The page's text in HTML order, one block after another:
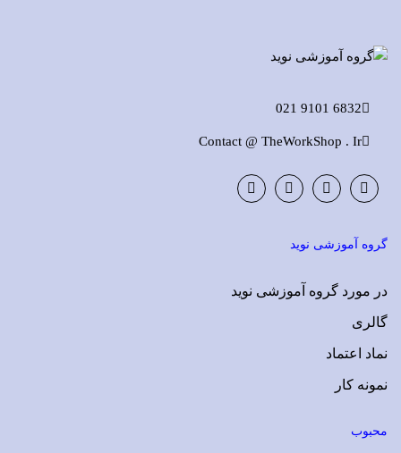
6832 9101 021
Contact @ TheWorkShop . Ir
Plus
گروه آموزشی نوید
در مورد گروه آموزشی نوید
گالری
نماد اعتماد
نمونه کار
محبوب